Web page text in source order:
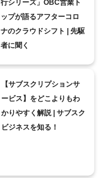
行シリーズ」OBC営業ト
ップが語るアフターコロ
ナのクラウドシフト | 先駆
者に聞く
【サブスクリプションサ
ービス】をどこよりもわ
かりやすく解説 | サブスク
ビジネスを知る！